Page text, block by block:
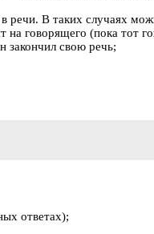
речи. В таких случаях
на говорящего (пока тот
закончил свою речь;
ответах);